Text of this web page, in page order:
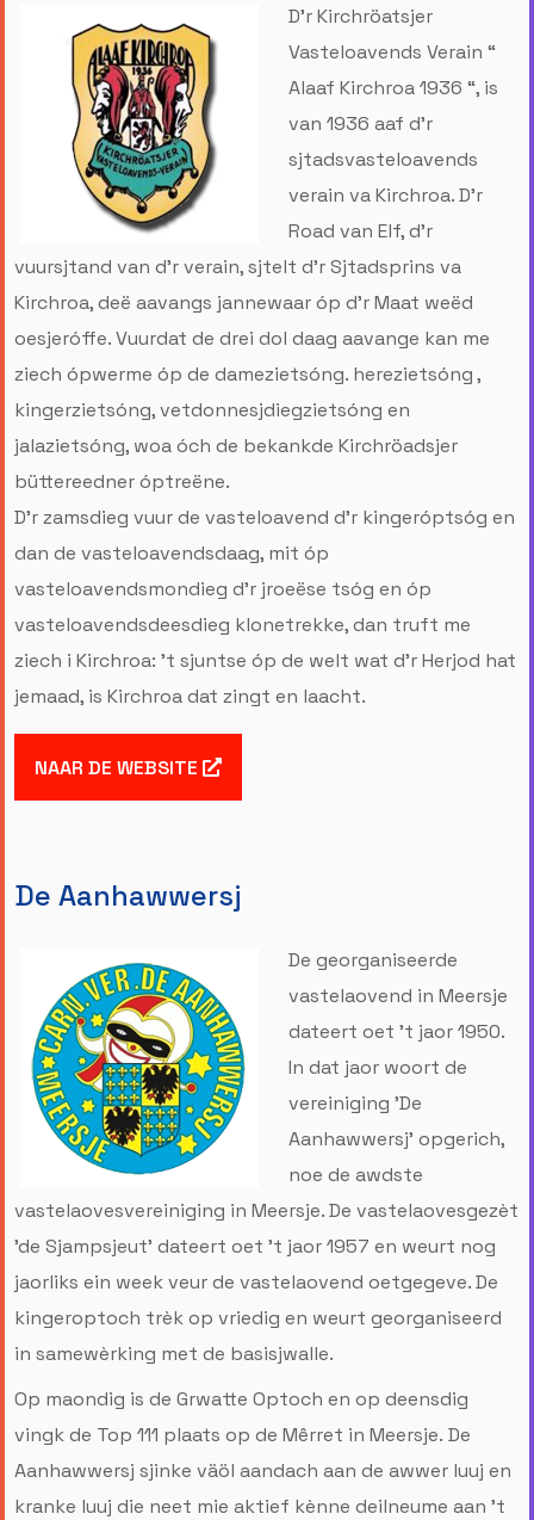
D’r Kirchröatsjer
Vasteloavends Verain “
Alaaf Kirchroa 1936 “, is
van 1936 aaf d’r
sjtadsvasteloavends
verain va Kirchroa. D’r
Road van Elf, d’r
vuursjtand van d’r verain, sjtelt d’r Sjtadsprins va
Kirchroa, deë aavangs jannewaar óp d’r Maat weëd
oesjeróffe. Vuurdat de drei dol daag aavange kan me
ziech ópwerme óp de damezietsóng. herezietsóng ,
kingerzietsóng, vetdonnesjdiegzietsóng en
jalazietsóng, woa óch de bekankde Kirchröadsjer
büttereedner óptreëne.
D’r zamsdieg vuur de vasteloavend d’r kingeróptsóg en
dan de vasteloavendsdaag, mit óp
vasteloavendsmondieg d’r jroeëse tsóg en óp
vasteloavendsdeesdieg klonetrekke, dan truft me
ziech i Kirchroa: ’t sjuntse óp de welt wat d’r Herjod hat
jemaad, is Kirchroa dat zingt en laacht.
NAAR DE WEBSITE
De Aanhawwersj
De georganiseerde
vastelaovend in Meersje
dateert oet 't jaor 1950.
In dat jaor woort de
vereiniging 'De
Aanhawwersj' opgerich,
noe de awdste
vastelaovesvereiniging in Meersje. De vastelaovesgezèt
'de Sjampsjeut' dateert oet 't jaor 1957 en weurt nog
jaorliks ein week veur de vastelaovend oetgegeve. De
kingeroptoch trèk op vriedig en weurt georganiseerd
in samewèrking met de basisjwalle.
Op maondig is de Grwatte Optoch en op deensdig
vingk de Top 111 plaats op de Mêrret in Meersje. De
Aanhawwersj sjinke väöl aandach aan de awwer luuj en
kranke luuj die neet mie aktief kènne deilneume aan 't